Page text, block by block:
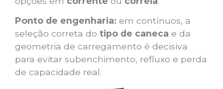
Ponto de engenharia: em contínuos, a
seleção correta do tipo de caneca e da
geometria de carregamento é decisiva
para evitar subenchimento, refluxo e perda
de capacidade real.